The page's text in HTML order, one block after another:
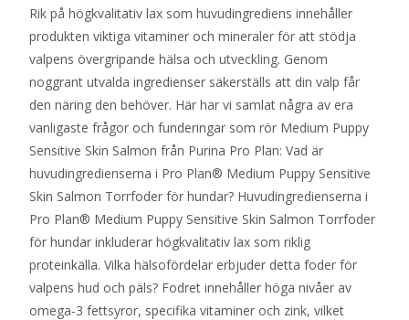
Rik på högkvalitativ lax som huvudingrediens innehåller
produkten viktiga vitaminer och mineraler för att stödja
valpens övergripande hälsa och utveckling. Genom
noggrant utvalda ingredienser säkerställs att din valp får
den näring den behöver. Här har vi samlat några av era
vanligaste frågor och funderingar som rör Medium Puppy
Sensitive Skin Salmon från Purina Pro Plan: Vad är
huvudingredienserna i Pro Plan® Medium Puppy Sensitive
Skin Salmon Torrfoder för hundar? Huvudingredienserna i
Pro Plan® Medium Puppy Sensitive Skin Salmon Torrfoder
för hundar inkluderar högkvalitativ lax som riklig
proteinkälla. Vilka hälsofördelar erbjuder detta foder för
valpens hud och päls? Fodret innehåller höga nivåer av
omega-3 fettsyror, specifika vitaminer och zink, vilket